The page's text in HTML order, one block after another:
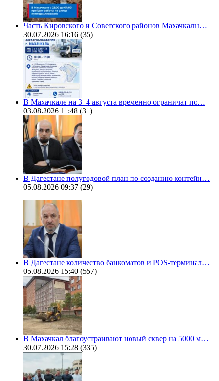
Часть Кировского и Советского районов Махачкалы…
30.07.2026 16:16 (35)
В Махачкале на 3–4 августа временно ограничат по…
03.08.2026 11:48 (31)
В Дагестане полугодовой план по созданию контейн…
05.08.2026 09:37 (29)
В Дагестане количество банкоматов и POS-терминал…
05.08.2026 15:40 (557)
В Махачкал благоустраивают новый сквер на 5000 м…
30.07.2026 15:28 (335)